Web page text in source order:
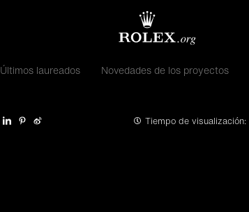
Últimos laureados Novedades de los proyectos
Tiempo de visualización: